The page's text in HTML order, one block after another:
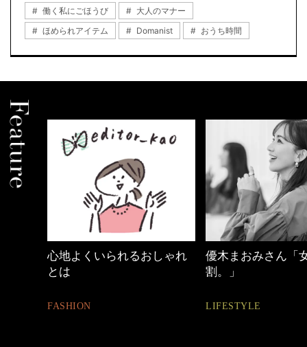
働く私にごほうび
大人のマナー
ほめられアイテム
Domanist おうち時間
優木まおみさん「女の時間
割。」
LIFESTYLE
働く女性のバッグ